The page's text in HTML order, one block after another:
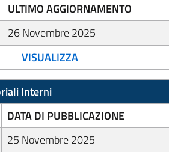
ULTIMO AGGIORNAMENTO
26 Novembre 2025
VISUALIZZA
Interni
DATA DI PUBBLICAZIONE
25 Novembre 2025